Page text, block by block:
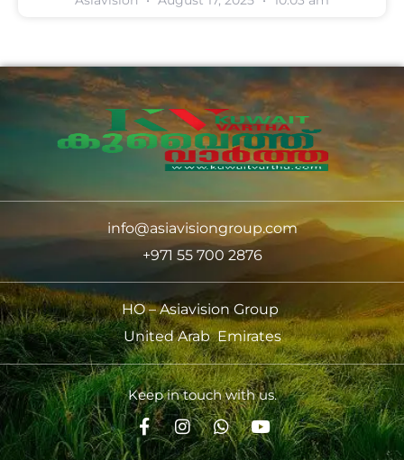
info@asiavisiongroup.com
+971 55 700 2876
HO – Asiavision Group
United Arab Emirates
Keep in touch with us.